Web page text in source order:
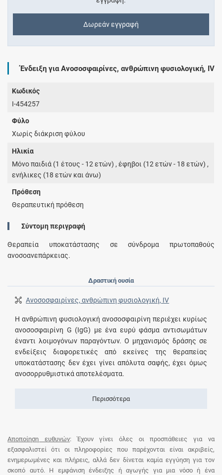
Δωρεάν εγγραφή
Ένδειξη για Ανοσοσφαιρίνες, ανθρώπινη φυσιολογική, IV
Κωδικός
I-454257
Φύλο
Χωρίς διάκριση φύλου
Ηλικία
Μόνο παιδιά (1 έτους - 12 ετών) , έφηβοι (12 ετών - 18 ετών) ,
ενήλικες (18 ετών και άνω)
Πρόθεση
Θεραπευτική πρόθεση
Σύντομη περιγραφή
Θεραπεία υποκατάστασης σε σύνδρομα πρωτοπαθούς
ανοσοανεπάρκειας.
Δραστική ουσία
Ανοσοσφαιρίνες, ανθρώπινη φυσιολογική, IV
Η ανθρώπινη φυσιολογική ανοσοσφαιρίνη περιέχει κυρίως
ανοσοσφαιρίνη G (IgG) με ένα ευρύ φάσμα αντισωμάτων
έναντι λοιμογόνων παραγόντων. Ο μηχανισμός δράσης σε
ενδείξεις διαφορετικές από εκείνες της θεραπείας
υποκατάστασης δεν έχει γίνει απόλυτα σαφής, έχει όμως
ανοσορρυθμιστικά αποτελέσματα.
Περισσότερα
Αποποίηση ευθυνών: Έχουν γίνει όλες οι προσπάθειες για να
εξασφαλιστεί ότι οι πληροφορίες που παρέχονται είναι ακριβείς,
ενημερωμένες και πλήρεις, αλλά δεν δίνεται καμία εγγύηση για τον
σκοπό αυτό. Η εμφάνιση ένδειξης ή αγωγής για μια νόσο ή ένα